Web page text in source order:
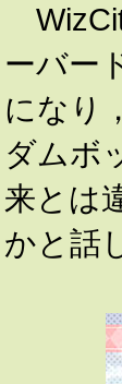
ーバー
になり
ダムボ
来とは
かと話